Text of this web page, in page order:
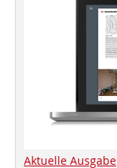
Aktuelle Ausgabe